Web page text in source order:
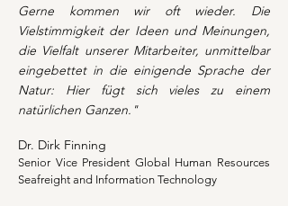
Gerne kommen wir oft wieder. Die
Vielstimmigkeit der Ideen und Meinungen,
die Vielfalt unserer Mitarbeiter, unmittelbar
eingebettet in die einigende Sprache der
Natur: Hier fügt sich vieles zu einem
natürlichen Ganzen."
Dr. Dirk Finning
Senior Vice President Global Human Resources
Seafreight and Information Technology